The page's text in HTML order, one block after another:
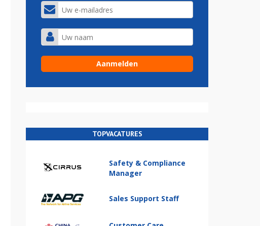
TOPVACATURES
Safety & Compliance
Manager
Sales Support Staff